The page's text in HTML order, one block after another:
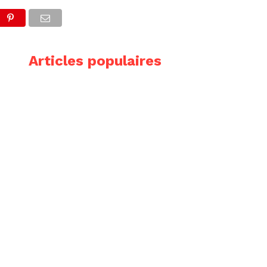
Articles populaires